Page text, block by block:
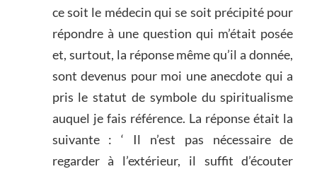
ce soit le médecin qui se soit précipité pour
répondre à une question qui m’était posée
et, surtout, la réponse même qu’il a donnée,
sont devenus pour moi une anecdote qui a
pris le statut de symbole du spiritualisme
auquel je fais référence. La réponse était la
suivante : ‘ Il n’est pas nécessaire de
regarder à l’extérieur, il suffit d’écouter